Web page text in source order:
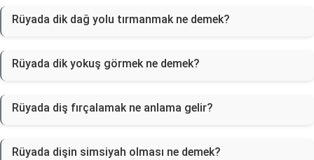
Rüyada dik dağ yolu tırmanmak ne demek?
Rüyada dik yokuş görmek ne demek?
Rüyada diş fırçalamak ne anlama gelir?
Rüyada dişin simsiyah olması ne demek?